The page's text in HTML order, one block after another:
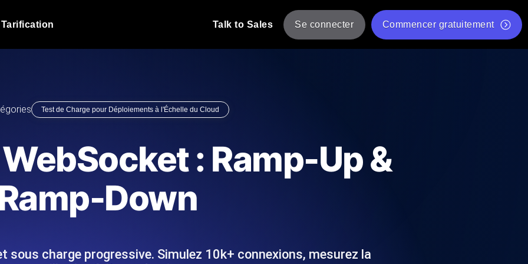
stack technologique.
écrivons les scripts JMeter
et livrons le rapport.
Sondes always-on d'uptime et de performance depuis 25+
emplacements. Détectez les pannes avant vos utilisateurs.
du site Web Surveillez vos APIs
Blog produit
En savoir plus sur le blog
En savoir plus sur le blog
Vérificateur de statut d'API
Vérificateur de Core Web Vitals
Tarification Talk to Sales Se connecter Commencer gratuitement
Test de Charge pour Déploiements à l'Échelle du Cloud
: Ramp-Up &
Down
sous charge progressive. Simulez 10k+ connexions, mesurez la